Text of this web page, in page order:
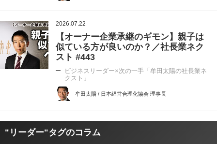
2026.07.22
【オーナー企業承継のギモン】親子は
似ている方が良いのか？／社長業ネク
スト #443
ビジネスリーダー×次の一手「牟田太陽の社長業ネ
クスト」
牟田太陽 / 日本経営合理化協会 理事長
"リーダー"タグのコラム